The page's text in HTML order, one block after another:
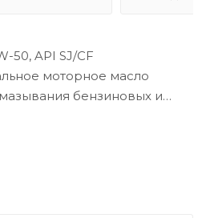
50, API SJ/CF
моторное масло
бензиновых и
в жестких режимах